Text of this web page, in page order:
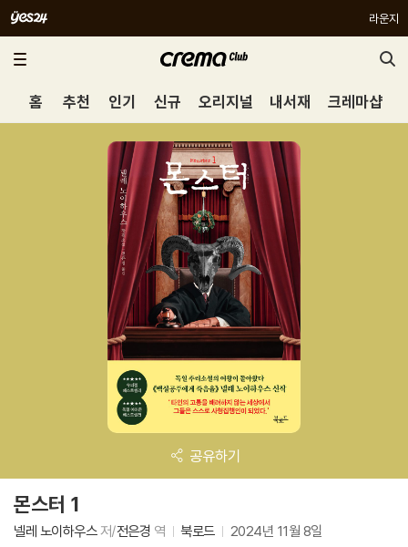
라운지
홈 추천 인기 신규 오리지널 내서재 크레마샵
공유하기
몬스터 1
넬레 노이하우스저/전은경 역 북로드 2024년 11월 8일